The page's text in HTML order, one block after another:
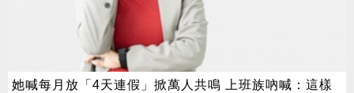
她喊每月放「4天連假」掀萬人共鳴 上班族吶喊：這樣